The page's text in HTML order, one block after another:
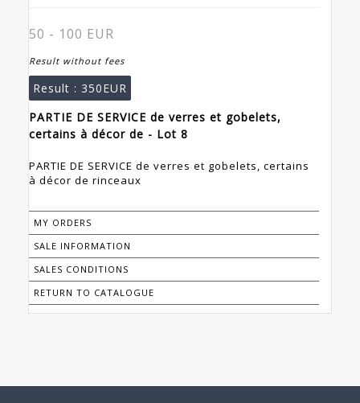
50 - 100 EUR
Result without fees
Result : 350EUR
PARTIE DE SERVICE de verres et gobelets,
certains à décor de - Lot 8
PARTIE DE SERVICE de verres et gobelets, certains
à décor de rinceaux
MY ORDERS
SALE INFORMATION
SALES CONDITIONS
RETURN TO CATALOGUE